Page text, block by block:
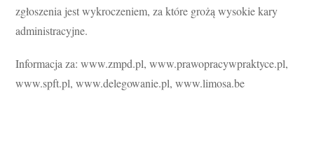
zgłoszenia jest wykroczeniem, za które grożą wysokie kary
administracyjne.
Informacja za: www.zmpd.pl, www.prawopracywpraktyce.pl,
www.spft.pl, www.delegowanie.pl, www.limosa.be